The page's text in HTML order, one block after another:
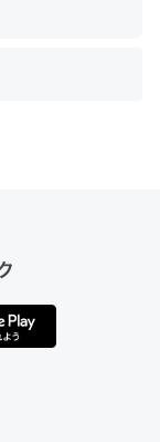
した。Prime
そうだけど、
使わないので